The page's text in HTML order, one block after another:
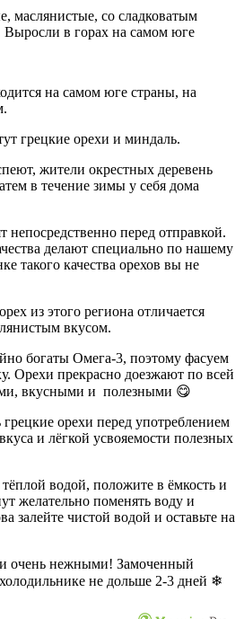
маслянистые, со сладковатым
Выросли в горах на самом юге
на самом юге страны, на
грецкие орехи и миндаль.
жители окрестных деревень
в течение зимы у себя дома
непосредственно перед отправкой.
делают специально по нашему
такого качества орехов вы не
из этого региона отличается
вкусом.
богаты Омега-3, поэтому фасуем
Орехи прекрасно доезжают по всей
вкусными и полезными 😋
орехи перед употреблением
и лёгкой усвояемости полезных
водой, положите в ёмкость и
желательно поменять воду и
залейте чистой водой и оставьте на
очень нежными! Замоченный
не дольше 2-3 дней ❄